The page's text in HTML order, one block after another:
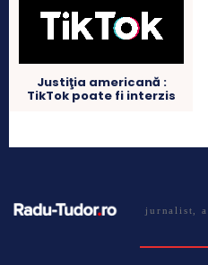
Justiţia americană :
TikTok poate fi interzis
jurnalist,